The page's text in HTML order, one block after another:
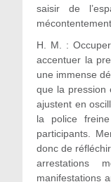
saisir de
H. M. :
accentuer la
une immense
que la pression
ajustent en
la police
participants.
donc de
arrestations
manifestations